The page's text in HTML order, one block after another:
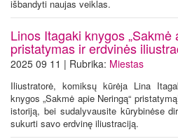
išbandyti naujas veiklas.
Linos Itagaki knygos „Sakmė
pristatymas ir erdvinės
2025 09 11 | Rubrika: Miestas
Iliustratorė, komiksų kūrėja Lina
knygos „Sakmė apie Neringą“
istoriją, bei sudalyvausite kūrybinėse
sukurti savo erdvinę iliustraciją.